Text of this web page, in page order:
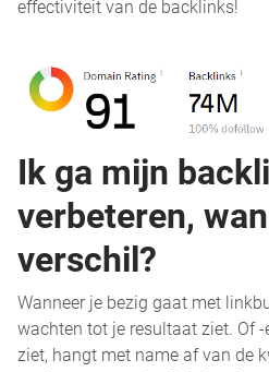
effectiviteit van de backlinks!
Ik ga mijn
verbeteren,
verschil?
Wanneer je bezig gaat met
wachten tot je resultaat ziet. Of
ziet, hangt met name af van de